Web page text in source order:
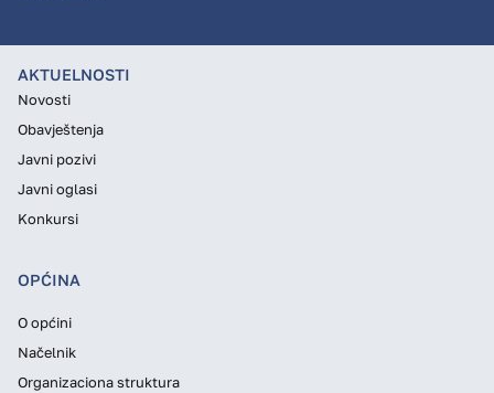
AKTUELNOSTI
Novosti
Obavještenja
Javni pozivi
Javni oglasi
Konkursi
OPĆINA
O općini
Načelnik
Organizaciona struktura